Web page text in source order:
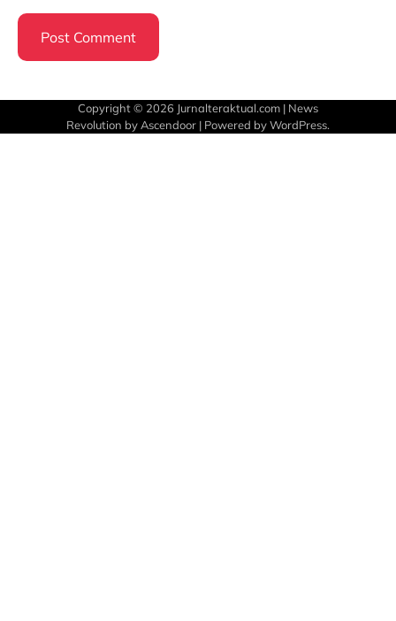
Copyright © 2026 Jurnalteraktual.com | News
Revolution by Ascendoor | Powered byWordPress.